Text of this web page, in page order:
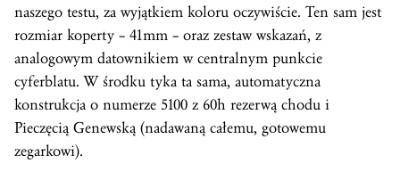
naszego testu, za wyjątkiem koloru oczywiście. Ten sam jest
rozmiar koperty – 41mm – oraz zestaw wskazań, z
analogowym datownikiem w centralnym punkcie
cyferblatu. W środku tyka ta sama, automatyczna
konstrukcja o numerze 5100 z 60h rezerwą chodu i
Pieczęcią Genewską (nadawaną całemu, gotowemu
zegarkowi).